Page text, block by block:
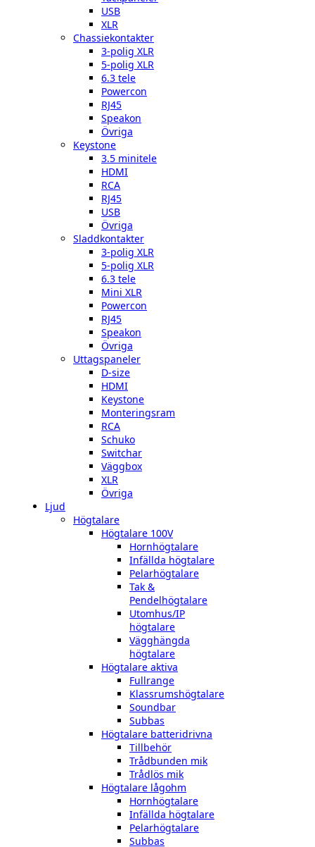
USB
XLR
Chassiekontakter
3-polig XLR
5-polig XLR
6.3 tele
Powercon
RJ45
Speakon
Övriga
Keystone
3.5 minitele
HDMI
RCA
RJ45
USB
Övriga
Sladdkontakter
3-polig XLR
5-polig XLR
6.3 tele
Mini XLR
Powercon
RJ45
Speakon
Övriga
Uttagspaneler
D-size
HDMI
Keystone
Monteringsram
RCA
Schuko
Switchar
Väggbox
XLR
Övriga
Ljud
Högtalare
Högtalare 100V
Hornhögtalare
Infällda högtalare
Pelarhögtalare
Tak &
Pendelhögtalare
Utomhus/IP
högtalare
Vägghängda
högtalare
Högtalare aktiva
Fullrange
Klassrumshögtalare
Soundbar
Subbas
Högtalare batteridrivna
Tillbehör
Trådbunden mik
Trådlös mik
Högtalare lågohm
Hornhögtalare
Infällda högtalare
Pelarhögtalare
Subbas